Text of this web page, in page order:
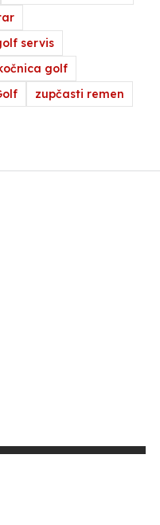
servis
golf
zupčasti remen